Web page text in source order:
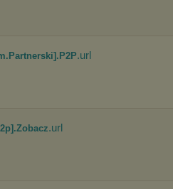
.url
.url